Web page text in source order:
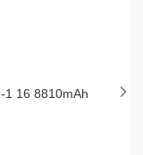
1 16 8810mAh